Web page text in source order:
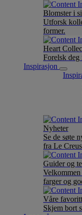
Blomster i
Utforsk
former.
Heart
Forelsk
Inspirasjon
Nyheter
Se de søte
fra Le
Guider og
Velkommen
farger og
Våre
Skjem bort